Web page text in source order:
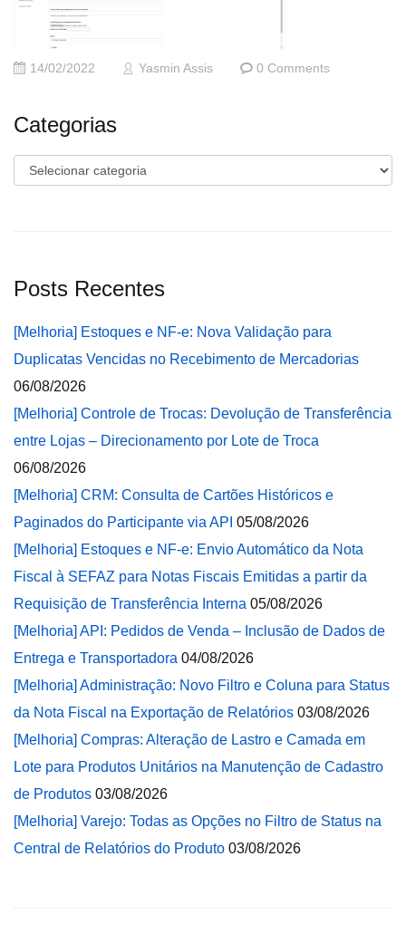
14/02/2022 Yasmin Assis 0 Comments
Categorias
Categorias
Posts Recentes
[Melhoria] Estoques e NF-e: Nova Validação para
Duplicatas Vencidas no Recebimento de Mercadorias
06/08/2026
[Melhoria] Controle de Trocas: Devolução de Transferência
entre Lojas – Direcionamento por Lote de Troca
06/08/2026
[Melhoria] CRM: Consulta de Cartões Históricos e
Paginados do Participante via API 05/08/2026
[Melhoria] Estoques e NF-e: Envio Automático da Nota
Fiscal à SEFAZ para Notas Fiscais Emitidas a partir da
Requisição de Transferência Interna 05/08/2026
[Melhoria] API: Pedidos de Venda – Inclusão de Dados de
Entrega e Transportadora 04/08/2026
[Melhoria] Administração: Novo Filtro e Coluna para Status
da Nota Fiscal na Exportação de Relatórios 03/08/2026
[Melhoria] Compras: Alteração de Lastro e Camada em
Lote para Produtos Unitários na Manutenção de Cadastro
de Produtos 03/08/2026
[Melhoria] Varejo: Todas as Opções no Filtro de Status na
Central de Relatórios do Produto 03/08/2026